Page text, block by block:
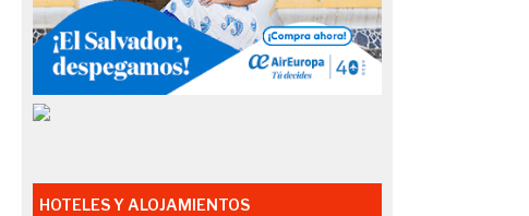
HOTELES Y ALOJAMIENTOS